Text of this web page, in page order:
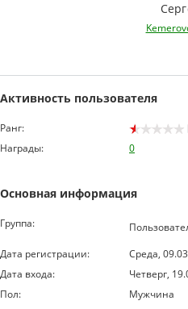
Активность пользователя
Ранг:
Награды:
0
Основная информация
Группа:
Дата регистрации:
Среда,
Дата входа:
Четверг,
Пол:
Мужчина